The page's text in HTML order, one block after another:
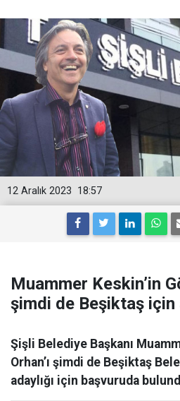
18:57
12 Aralık 2023
Muammer Keskin’in
şimdi de Beşiktaş için
Şişli Belediye Başkanı
Orhan’ı şimdi de Beşiktaş
adaylığı için başvuruda